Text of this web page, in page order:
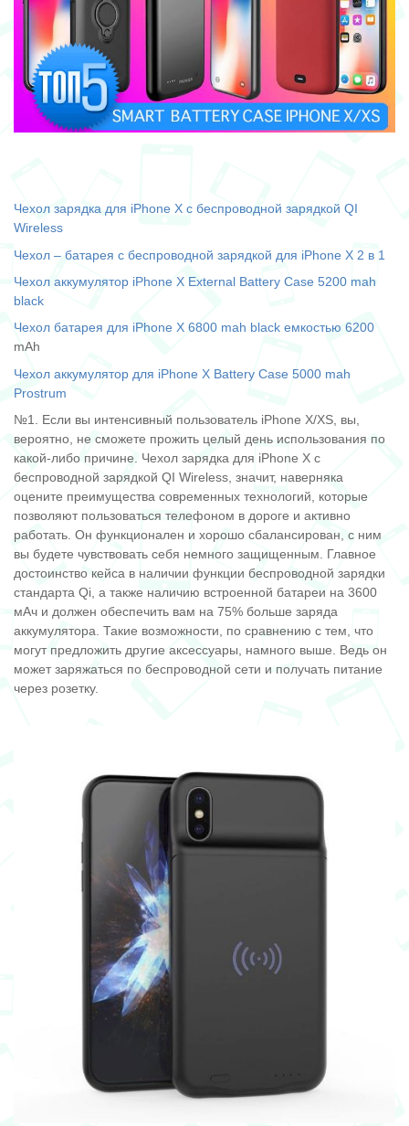
Чехол зарядка для iPhone Х с беспроводной зарядкой QI
Wireless
Чехол – батарея с беспроводной зарядкой для iPhone X 2 в 1
Чехол аккумулятор iPhone X External Battery Case 5200 mah
black
Чехол батарея для iPhone Х 6800 mah black емкостью 6200
mAh
Чехол аккумулятор для iPhone X Battery Case 5000 mah
Prostrum
№1. Если вы интенсивный пользователь iPhone X/XS, вы,
вероятно, не сможете прожить целый день использования по
какой-либо причине. Чехол зарядка для iPhone Х с
беспроводной зарядкой QI Wireless, значит, наверняка
оцените преимущества современных технологий, которые
позволяют пользоваться телефоном в дороге и активно
работать. Он функционален и хорошо сбалансирован, с ним
вы будете чувствовать себя немного защищенным. Главное
достоинство кейса в наличии функции беспроводной зарядки
стандарта Qi, а также наличию встроенной батареи на 3600
мАч и должен обеспечить вам на 75% больше заряда
аккумулятора. Такие возможности, по сравнению с тем, что
могут предложить другие аксессуары, намного выше. Ведь он
может заряжаться по беспроводной сети и получать питание
через розетку.